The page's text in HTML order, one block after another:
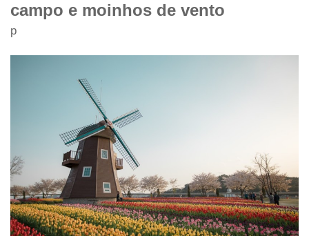
campo e moinhos de vento
p